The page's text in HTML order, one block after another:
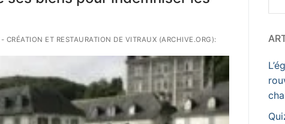
CRÉATION ET RESTAURATION DE VITRAUX (ARCHIVE.ORG):